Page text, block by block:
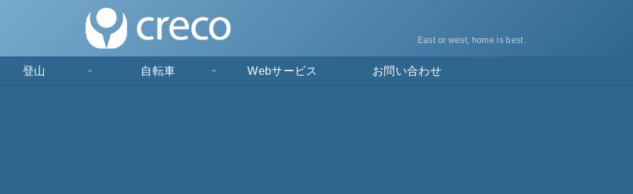
East or west, home is best.
登山 自転車 Webサービス お問い合わせ